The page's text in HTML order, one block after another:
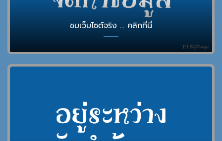
ชมเว็บไซต์จริง ... คลิกที่นี่